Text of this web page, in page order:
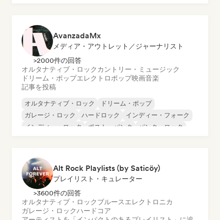
AvanzadaMx
メディア・アウトレット／ジャーナリスト
>2000件の回答
オルタナティブ・ロック カントリー・ミュージック
ドリーム・ポップエレクトロポップ映画音楽
記事を投稿
オルタナティブ・ロック
ドリーム・ポップ
ガレージ・ロック
ハードロック
インディー・フォーク
インディー・ロック
ポスト・パンク パンク・ロック
Alt Rock Playlists (by Saticöy)
プレイリスト・キュレーター
>3600件の回答
オルタナティブ・ロックブルースエレクトロニカ
ガレージ・ロックハードコア